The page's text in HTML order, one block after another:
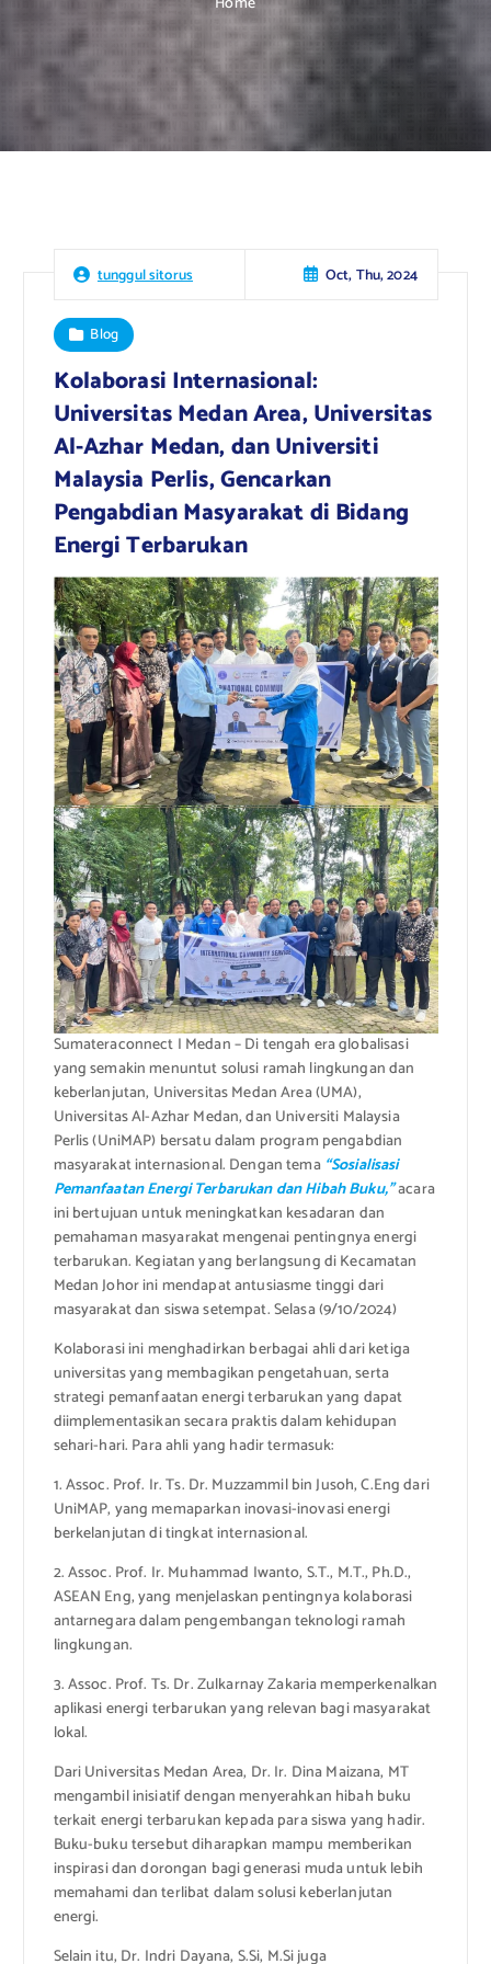
tunggul sitorus Oct, Thu, 2024
Blog
Kolaborasi Internasional:
Universitas Medan Area, Universitas
Al-Azhar Medan, dan Universiti
Malaysia Perlis, Gencarkan
Pengabdian Masyarakat di Bidang
Energi Terbarukan
Sumateraconnect I Medan – Di tengah era globalisasi
yang semakin menuntut solusi ramah lingkungan dan
keberlanjutan, Universitas Medan Area (UMA),
Universitas Al-Azhar Medan, dan Universiti Malaysia
Perlis (UniMAP) bersatu dalam program pengabdian
masyarakat internasional. Dengan tema“Sosialisasi
Pemanfaatan Energi Terbarukan dan Hibah Buku,”acara
ini bertujuan untuk meningkatkan kesadaran dan
pemahaman masyarakat mengenai pentingnya energi
terbarukan. Kegiatan yang berlangsung di Kecamatan
Medan Johor ini mendapat antusiasme tinggi dari
masyarakat dan siswa setempat. Selasa (9/10/2024)
Kolaborasi ini menghadirkan berbagai ahli dari ketiga
universitas yang membagikan pengetahuan, serta
strategi pemanfaatan energi terbarukan yang dapat
diimplementasikan secara praktis dalam kehidupan
sehari-hari. Para ahli yang hadir termasuk:
1. Assoc. Prof. Ir. Ts. Dr. Muzzammil bin Jusoh, C.Eng dari
UniMAP, yang memaparkan inovasi-inovasi energi
berkelanjutan di tingkat internasional.
2. Assoc. Prof. Ir. Muhammad Iwanto, S.T., M.T., Ph.D.,
ASEAN Eng, yang menjelaskan pentingnya kolaborasi
antarnegara dalam pengembangan teknologi ramah
lingkungan.
3. Assoc. Prof. Ts. Dr. Zulkarnay Zakaria memperkenalkan
aplikasi energi terbarukan yang relevan bagi masyarakat
lokal.
Dari Universitas Medan Area, Dr. Ir. Dina Maizana, MT
mengambil inisiatif dengan menyerahkan hibah buku
terkait energi terbarukan kepada para siswa yang hadir.
Buku-buku tersebut diharapkan mampu memberikan
inspirasi dan dorongan bagi generasi muda untuk lebih
memahami dan terlibat dalam solusi keberlanjutan
energi.
Selain itu, Dr. Indri Dayana, S.Si, M.Si juga